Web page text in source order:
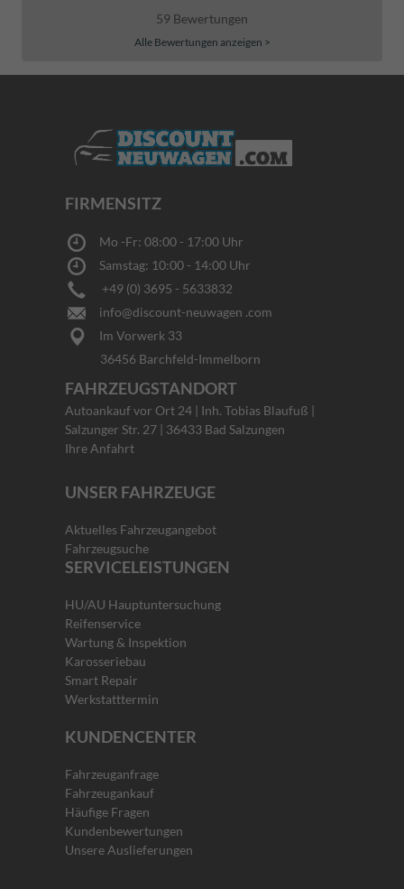
59 Bewertungen
Alle Bewertungen anzeigen >
FIRMENSITZ
Mo -Fr: 08:00 - 17:00 Uhr
Samstag: 10:00 - 14:00 Uhr
+49 (0) 3695 - 5633832
info@discount-neuwagen .com
Im Vorwerk 33
36456 Barchfeld-Immelborn
FAHRZEUGSTANDORT
Autoankauf vor Ort 24 | Inh. Tobias Blaufuß |
Salzunger Str. 27 | 36433 Bad Salzungen
Ihre Anfahrt
UNSER FAHRZEUGE
Aktuelles Fahrzeugangebot
Fahrzeugsuche
SERVICELEISTUNGEN
HU/AU Hauptuntersuchung
Reifenservice
Wartung & Inspektion
Karosseriebau
Smart Repair
Werkstatttermin
KUNDENCENTER
Fahrzeuganfrage
Fahrzeugankauf
Häufige Fragen
Kundenbewertungen
Unsere Auslieferungen